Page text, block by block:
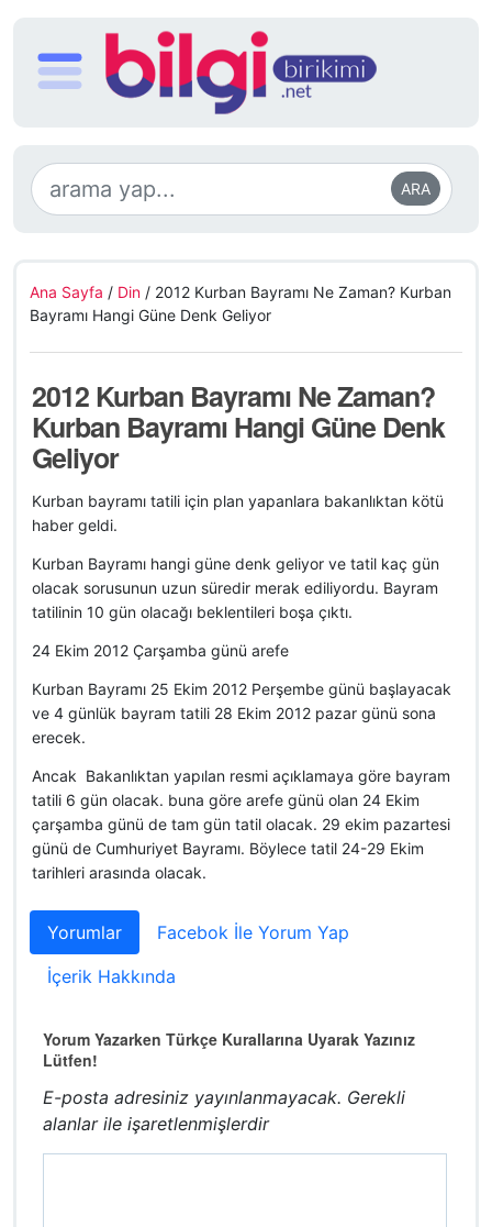
ARA
Ana Sayfa / Din / 2012 Kurban Bayramı Ne Zaman? Kurban
Bayramı Hangi Güne Denk Geliyor
2012 Kurban Bayramı Ne Zaman?
Kurban Bayramı Hangi Güne Denk
Geliyor
Kurban bayramı tatili için plan yapanlara bakanlıktan kötü
haber geldi.
Kurban Bayramı hangi güne denk geliyor ve tatil kaç gün
olacak sorusunun uzun süredir merak ediliyordu. Bayram
tatilinin 10 gün olacağı beklentileri boşa çıktı.
24 Ekim 2012 Çarşamba günü arefe
Kurban Bayramı 25 Ekim 2012 Perşembe günü başlayacak
ve 4 günlük bayram tatili 28 Ekim 2012 pazar günü sona
erecek.
Ancak Bakanlıktan yapılan resmi açıklamaya göre bayram
tatili 6 gün olacak. buna göre arefe günü olan 24 Ekim
çarşamba günü de tam gün tatil olacak. 29 ekim pazartesi
günü de Cumhuriyet Bayramı. Böylece tatil 24-29 Ekim
tarihleri arasında olacak.
Yorumlar
Facebok İle Yorum Yap
İçerik Hakkında
Yorum Yazarken Türkçe Kurallarına Uyarak Yazınız
Lütfen!
E-posta adresiniz yayınlanmayacak. Gerekli
alanlar ile işaretlenmişlerdir